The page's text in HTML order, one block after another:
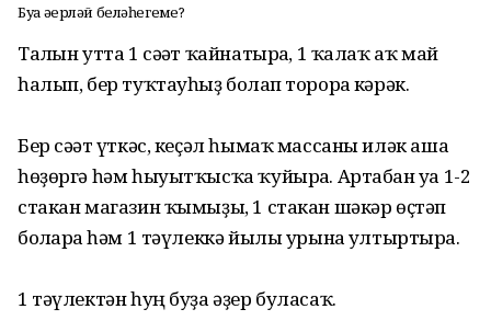
Буҙа әҙерләй беләһегеҙме?
Талғын утта 1 сәғәт ҡайнатырға, 1 ҡалаҡ аҡ май
һалып, бер туҡтауһыҙ болғап торорға кәрәк.
Бер сәғәт үткәс, кеҫәл һымаҡ массаны иләк аша
һөҙөргә һәм һыуытҡысҡа ҡуйырға. Артабан уға 1-2
стакан магазин ҡымыҙы, 1 стакан шәкәр өҫтәп
болғарға һәм 1 тәүлеккә йылы урынға ултыртырға.
1 тәүлектән һуң буҙа әҙер буласаҡ.